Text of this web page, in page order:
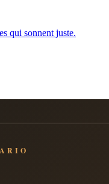
qui sonnent juste.